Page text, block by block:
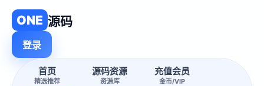
ONE 源码
首页
精选推荐
源码资源
资源库
充值会员
金币/VIP
登录